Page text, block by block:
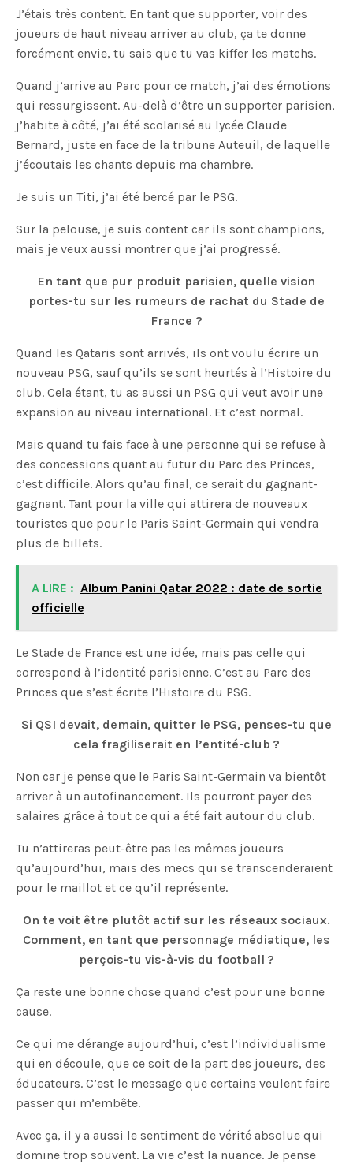
J’étais très content. En tant que supporter, voir des
joueurs de haut niveau arriver au club, ça te donne
forcément envie, tu sais que tu vas kiffer les matchs.
Quand j’arrive au Parc pour ce match, j’ai des émotions
qui ressurgissent. Au-delà d’être un supporter parisien,
j’habite à côté, j’ai été scolarisé au lycée Claude
Bernard, juste en face de la tribune Auteuil, de laquelle
j’écoutais les chants depuis ma chambre.
Je suis un Titi, j’ai été bercé par le PSG.
Sur la pelouse, je suis content car ils sont champions,
mais je veux aussi montrer que j’ai progressé.
En tant que pur produit parisien, quelle vision
portes-tu sur les rumeurs de rachat du Stade de
France ?
Quand les Qataris sont arrivés, ils ont voulu écrire un
nouveau PSG, sauf qu’ils se sont heurtés à l’Histoire du
club. Cela étant, tu as aussi un PSG qui veut avoir une
expansion au niveau international. Et c’est normal.
Mais quand tu fais face à une personne qui se refuse à
des concessions quant au futur du Parc des Princes,
c’est difficile. Alors qu’au final, ce serait du gagnant-
gagnant. Tant pour la ville qui attirera de nouveaux
touristes que pour le Paris Saint-Germain qui vendra
plus de billets.
A LIRE : Album Panini Qatar 2022 : date de sortie
officielle
Le Stade de France est une idée, mais pas celle qui
correspond à l’identité parisienne. C’est au Parc des
Princes que s’est écrite l’Histoire du PSG.
Si QSI devait, demain, quitter le PSG, penses-tu que
cela fragiliserait en l’entité-club ?
Non car je pense que le Paris Saint-Germain va bientôt
arriver à un autofinancement. Ils pourront payer des
salaires grâce à tout ce qui a été fait autour du club.
Tu n’attireras peut-être pas les mêmes joueurs
qu’aujourd’hui, mais des mecs qui se transcenderaient
pour le maillot et ce qu’il représente.
On te voit être plutôt actif sur les réseaux sociaux.
Comment, en tant que personnage médiatique, les
perçois-tu vis-à-vis du football ?
Ça reste une bonne chose quand c’est pour une bonne
cause.
Ce qui me dérange aujourd’hui, c’est l’individualisme
qui en découle, que ce soit de la part des joueurs, des
éducateurs. C’est le message que certains veulent faire
passer qui m’embête.
Avec ça, il y a aussi le sentiment de vérité absolue qui
domine trop souvent. La vie c’est la nuance. Je pense